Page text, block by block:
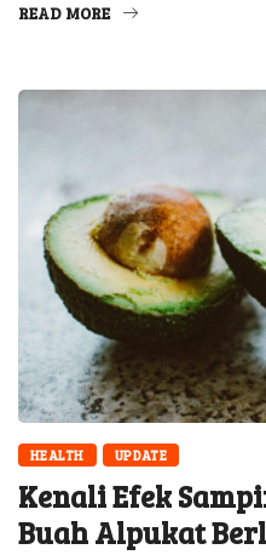
READ MORE
HEALTH UPDATE
Kenali Efek
Buah Alpukat